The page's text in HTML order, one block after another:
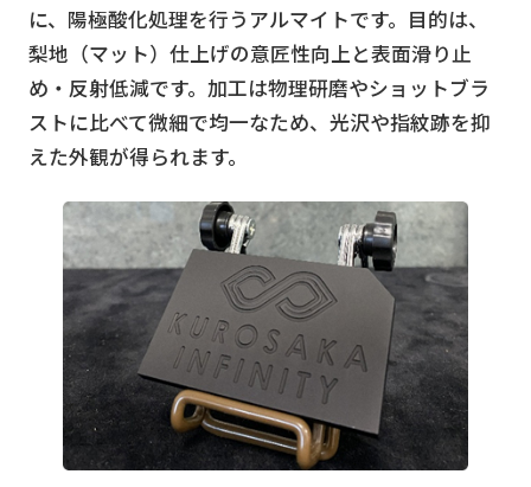
に、陽極酸化処理を行うアルマイトです。目的は、
梨地（マット）仕上げの意匠性向上と表面滑り止
め・反射低減です。加工は物理研磨やショットブラ
ストに比べて微細で均一なため、光沢や指紋跡を抑
えた外観が得られます。